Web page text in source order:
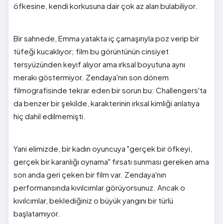
öfkesine, kendi korkusuna dair çok az alan bulabiliyor.
Bir sahnede, Emma yatakta iç çamaşırıyla poz verip bir
tüfeği kucaklıyor; film bu görüntünün cinsiyet
tersyüzünden keyif alıyor ama ırksal boyutuna aynı
merakı göstermiyor. Zendaya'nın son dönem
filmografisinde tekrar eden bir sorun bu: Challengers'ta
da benzer bir şekilde, karakterinin ırksal kimliği anlatıya
hiç dahil edilmemişti.
Yani elimizde, bir kadın oyuncuya "gerçek bir öfkeyi,
gerçek bir karanlığı oynama" fırsatı sunması gereken ama
son anda geri çeken bir film var. Zendaya'nın
performansında kıvılcımlar görüyorsunuz. Ancak o
kıvılcımlar, beklediğiniz o büyük yangını bir türlü
başlatamıyor.